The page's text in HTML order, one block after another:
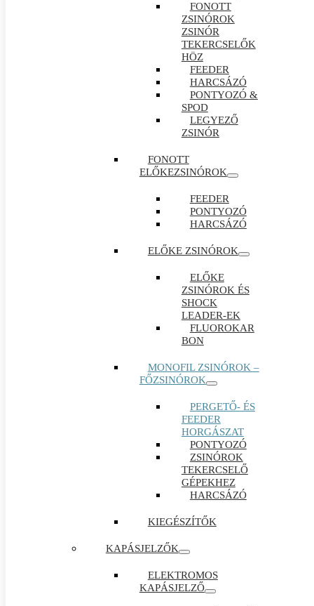
FONOTT
ZSINÓROK
ZSINÓR
TEKERCSELŐK
HÖZ
FEEDER
HARCSÁZÓ
PONTYOZÓ &
SPOD
LEGYEZŐ
ZSINÓR
FONOTT
ELŐKEZSINÓROK
FEEDER
PONTYOZÓ
HARCSÁZÓ
ELŐKE ZSINÓROK
ELŐKE
ZSINÓROK ÉS
SHOCK
LEADER-EK
FLUOROKAR
BON
MONOFIL ZSINÓROK –
FŐZSINÓROK
PERGETŐ- ÉS
FEEDER
HORGÁSZAT
PONTYOZÓ
ZSINÓROK
TEKERCSELŐ
GÉPEKHEZ
HARCSÁZÓ
KIEGÉSZÍTŐK
KAPÁSJELZŐK
ELEKTROMOS
KAPÁSJELZŐ